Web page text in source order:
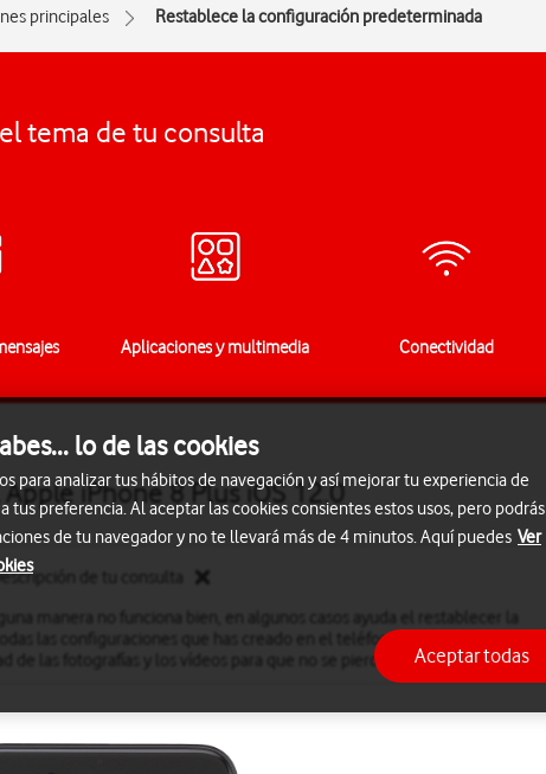
principales Restablece la configuración predeterminada
tema de tu consulta
Aplicaciones y multimedia Conectividad
iPhone 8 Plus iOS 12.0
de tu consulta
las configuraciones que has creado en el teléfono. Es recomendable
de las fotografías y los vídeos para que no se pierdan.
lo de las cookies
para analizar tus hábitos de navegación y así mejorar tu experiencia de
tus preferencia. Al aceptar las cookies consientes estos usos, pero podrás
de tu navegador y no te llevará más de 4 minutos. Aquí puedes Ver
Aceptar todas